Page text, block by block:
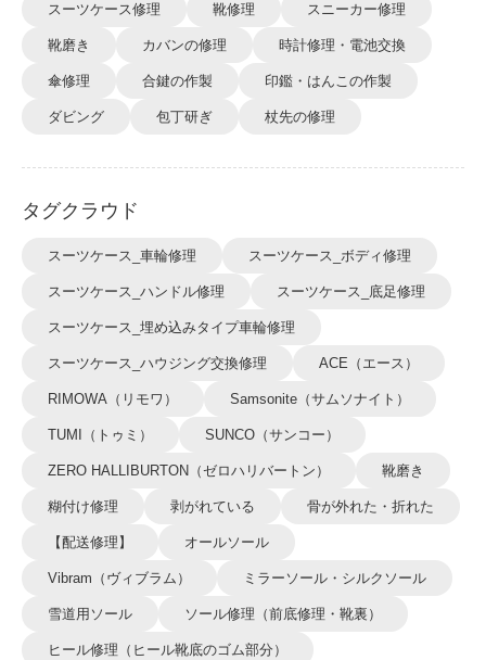
スーツケース修理 靴修理 スニーカー修理
靴磨き カバンの修理 時計修理・電池交換
傘修理 合鍵の作製 印鑑・はんこの作製
ダビング 包丁研ぎ 杖先の修理
タグクラウド
スーツケース_車輪修理 スーツケース_ボディ修理
スーツケース_ハンドル修理 スーツケース_底足修理
スーツケース_埋め込みタイプ車輪修理
スーツケース_ハウジング交換修理 ACE（エース）
RIMOWA（リモワ） Samsonite（サムソナイト）
TUMI（トゥミ） SUNCO（サンコー）
ZERO HALLIBURTON（ゼロハリバートン） 靴磨き
糊付け修理 剥がれている 骨が外れた・折れた
【配送修理】 オールソール
Vibram（ヴィブラム） ミラーソール・シルクソール
雪道用ソール ソール修理（前底修理・靴裏）
ヒール修理（ヒール靴底のゴム部分）